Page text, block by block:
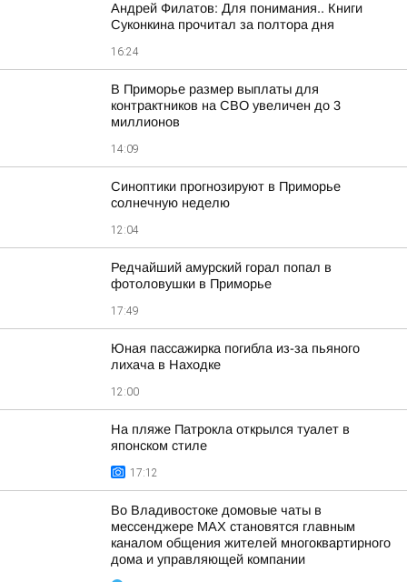
Андрей Филатов: Для понимания.. Книги
Суконкина прочитал за полтора дня
16:24
В Приморье размер выплаты для
контрактников на СВО увеличен до 3
миллионов
14:09
Синоптики прогнозируют в Приморье
солнечную неделю
12:04
Редчайший амурский горал попал в
фотоловушки в Приморье
17:49
Юная пассажирка погибла из-за пьяного
лихача в Находке
12:00
На пляже Патрокла открылся туалет в
японском стиле
17:12
Во Владивостоке домовые чаты в
мессенджере МАХ становятся главным
каналом общения жителей многоквартирного
дома и управляющей компании